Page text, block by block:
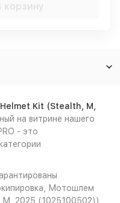
корзину
Kit (Stealth, M,
на витрине нашего
- это
Мотошлем
2025 (1025100502))